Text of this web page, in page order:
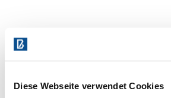
Diese Webseite verwendet Cookies